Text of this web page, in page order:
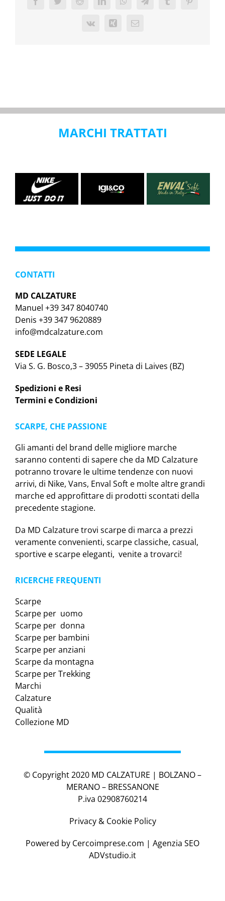
FacebookTwitterReddit LinkedInWhatsAppTelegramTumblrPinterest
Vk Xing Email
MARCHI TRATTATI
CONTATTI
MD CALZATURE
Manuel +39 347 8040740
Denis +39 347 9620889
info@mdcalzature.com
SEDE LEGALE
Via S. G. Bosco,3 – 39055 Pineta di Laives (BZ)
Spedizioni e Resi
Termini e Condizioni
SCARPE, CHE PASSIONE
Gli amanti del brand delle migliore marche
saranno contenti di sapere che da MD Calzature
potranno trovare le ultime tendenze con nuovi
arrivi, di Nike, Vans, Enval Soft e molte altre grandi
marche ed approfittare di prodotti scontati della
precedente stagione.
Da MD Calzature trovi scarpe di marca a prezzi
veramente convenienti, scarpe classiche, casual,
sportive e scarpe eleganti, venite a trovarci!
RICERCHE FREQUENTI
Scarpe
Scarpe per uomo
Scarpe per donna
Scarpe per bambini
Scarpe per anziani
Scarpe da montagna
Scarpe per Trekking
Marchi
Calzature
Qualità
Collezione MD
© Copyright 2020 MD CALZATURE | BOLZANO –
MERANO – BRESSANONE
P.iva 02908760214
Privacy & Cookie Policy
Powered by Cercoimprese.com | Agenzia SEO
ADVstudio.it